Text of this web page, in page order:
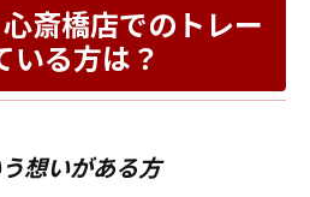
斎橋店でのトレー
いる方は？
想いがある方